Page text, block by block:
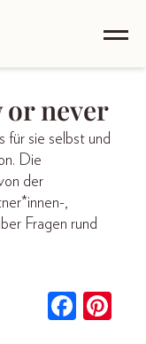
or never
für sie selbst und
Die
der
,
Fragen rund